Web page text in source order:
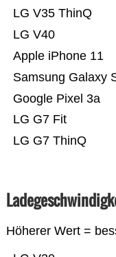
LG G7 ThinQ
LG G7 Fit
Google Pixel 3a
Samsung Galaxy
Apple iPhone 11
LG V40
LG V35 ThinQ
Höherer Wert =